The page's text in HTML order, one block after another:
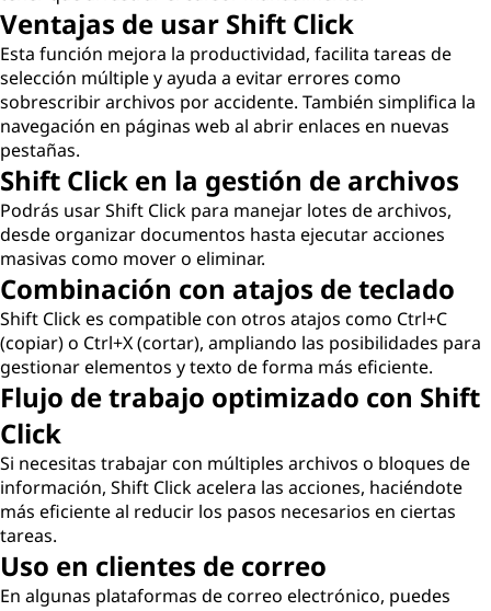
Ventajas de usar Shift Click
Esta función mejora la productividad, facilita tareas de
selección múltiple y ayuda a evitar errores como
sobrescribir archivos por accidente. También simplifica la
navegación en páginas web al abrir enlaces en nuevas
pestañas.
Shift Click en la gestión de archivos
Podrás usar Shift Click para manejar lotes de archivos,
desde organizar documentos hasta ejecutar acciones
masivas como mover o eliminar.
Combinación con atajos de teclado
Shift Click es compatible con otros atajos como Ctrl+C
(copiar) o Ctrl+X (cortar), ampliando las posibilidades para
gestionar elementos y texto de forma más eficiente.
Flujo de trabajo optimizado con Shift
Click
Si necesitas trabajar con múltiples archivos o bloques de
información, Shift Click acelera las acciones, haciéndote
más eficiente al reducir los pasos necesarios en ciertas
tareas.
Uso en clientes de correo
En algunas plataformas de correo electrónico, puedes